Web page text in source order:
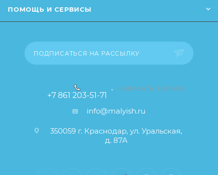
влияющие на основные потребительские свойства
заказа остаются без изменений.
ПОМОЩЬ И СЕРВИСЫ
ПОДПИСАТЬСЯ НА РАССЫЛКУ
+7 861 203-51-71
ЗАКАЗАТЬ ЗВОНОК
info@malyish.ru
350059 г. Краснодар, ул. Уральская,
д. 87А